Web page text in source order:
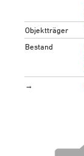
Objektträger
Bestand
→